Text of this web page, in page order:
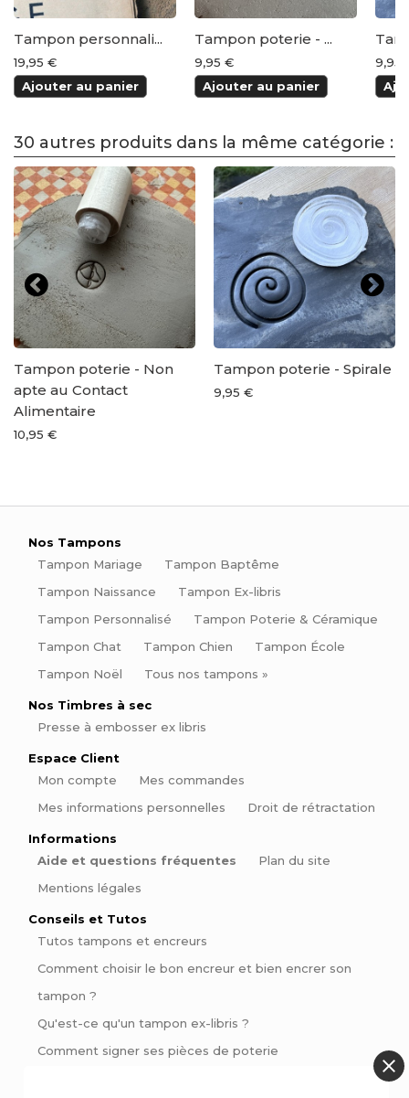
Tampon personnali...
19,95 €
Ajouter au panier
Tampon poterie - ...
9,95 €
Ajouter au panier
9,95
30 autres produits dans la même catégorie :
Tampon poterie - Non
apte au Contact
Alimentaire
10,95 €
Tampon poterie - Spirale
9,95 €
Nos Tampons
Tampon Mariage
Tampon Baptême
Tampon Naissance
Tampon Ex-libris
Tampon Personnalisé
Tampon Poterie & Céramique
Tampon Chat
Tampon Chien
Tampon École
Tampon Noël
Tous nos tampons »
Nos Timbres à sec
Presse à embosser ex libris
Espace Client
Mon compte
Mes commandes
Mes informations personnelles
Droit de rétractation
Informations
Aide et questions fréquentes
Plan du site
Mentions légales
Conseils et Tutos
Tutos tampons et encreurs
Comment choisir le bon encreur et bien encrer son
tampon ?
Qu'est-ce qu'un tampon ex-libris ?
Comment signer ses pièces de poterie
Pinces à gaufrer : Personnalisez vos livres et invitations